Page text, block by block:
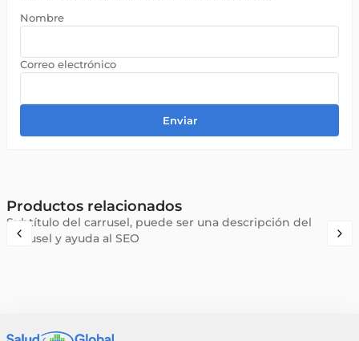
Enviar
Productos relacionados
Subtítulo del carrusel, puede ser una descripción del
carrusel y ayuda al SEO